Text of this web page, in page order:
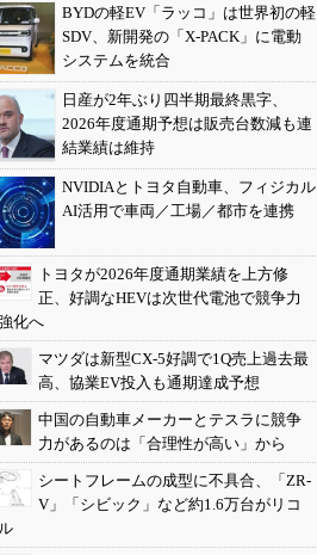
BYDの軽EV「ラッコ」は世界初の軽
SDV、新開発の「X-PACK」に電動
システムを統合
日産が2年ぶり四半期最終黒字、
2026年度通期予想は販売台数減も連
結業績は維持
NVIDIAとトヨタ自動車、フィジカル
AI活用で車両／工場／都市を連携
トヨタが2026年度通期業績を上方修
正、好調なHEVは次世代電池で競争力
化へ
マツダは新型CX-5好調で1Q売上過去最
高、協業EV投入も通期達成予想
中国の自動車メーカーとテスラに競争
力があるのは「合理性が高い」から
シートフレームの成型に不具合、「ZR-
V」「シビック」など約1.6万台がリコ